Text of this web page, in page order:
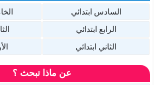
السادس ابتدائي
الرابع ابتدائي
الثاني ابتدائي
عن ماذا تبحث ؟